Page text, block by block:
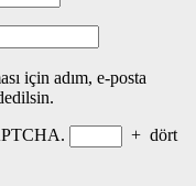
için adım, e-posta
+ dört